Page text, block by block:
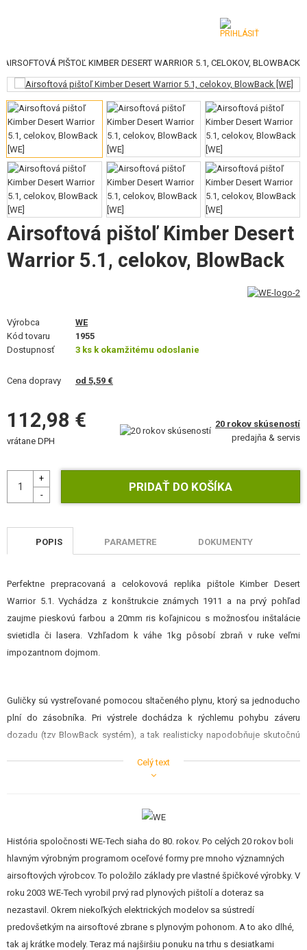
KATEGÓRIE
AIRSOFTOVÉ ZBRANE
VZDUCHOVÉ ZBRANE, PRAKY
GRANÁTOMETY, GRANÁTY
GULIČKY, PLYN
AKUMULÁTORY, NABÍJAČKY
ZÁSOBNÍKY, PLNIČKY
MASKOVANIE, FARBY, PÁSKY
VYSIELAČKY, HEADSETY, KAMERY
NÁHRADNÉ DIELY ZBRANÍ, UPGRADE
SERVIS A ÚDRŽBA ZBRANÍ
SEBAOBRANA, VÝCVIK, NOŽE
TERČE, STRELNICE
STAVEBNICE, MODELY
REKLAMNÉ PREDMETY
NOVÝ TOVAR
AIRSOFTOVÁ PIŠTOĽ KIMBER DESERT WARRIOR 5.1, CELOKOV, BLOWBACK
Airsoftová pištoľ Kimber Desert
Warrior 5.1, celokov, BlowBack
Výrobca
WE
Kód tovaru
1955
Dostupnosť
3 ks k okamžitému odoslanie
Cena dopravy od 5,59 €
112,98 €
vrátane DPH
20 rokov skúseností
predajňa & servis
POPIS PARAMETRE DOKUMENTY
Perfektne prepracovaná a celokovová replika pištole Kimber Desert
Warrior 5.1. Vychádza z konštrukcie známych 1911 a na prvý pohľad
zaujme pieskovú farbou a 20mm ris koľajnicou s možnosťou inštalácie
svietidla či lasera. Vzhľadom k váhe 1kg pôsobí zbraň v ruke veľmi
impozantnom dojmom.
Guličky sú vystreľované pomocou sltačeného plynu, ktorý sa jednoducho
plní do zásobníka. Pri výstrele dochádza k rýchlemu pohybu záveru
dozadu (tzv BlowBack systém), a tak realisticky napodobňuje skutočnú
Celý text
História spoločnosti WE-Tech siaha do 80. rokov. Po celých 20 rokov boli
hlavným výrobným programom oceľové formy pre mnoho významných
airsoftových výrobcov. To položilo základy pre vlastné špičkové výrobky. V
roku 2003 WE-Tech vyrobil prvý rad plynových pištolí a doteraz sa
nezastavil. Okrem niekoľkých elektrických modelov sa sústredí
predovšetkým na airsoftové zbrane s plynovým pohonom. A to ako dlhé,
tak aj krátke modely. Teraz má najširšiu ponuku na trhu s desiatkami